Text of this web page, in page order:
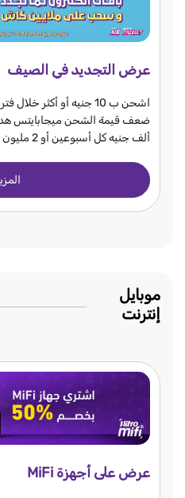
عرض التجديد في الصيف
ألف جنيه
موبايل
إنترنت
عرض على أجهزة MiFi